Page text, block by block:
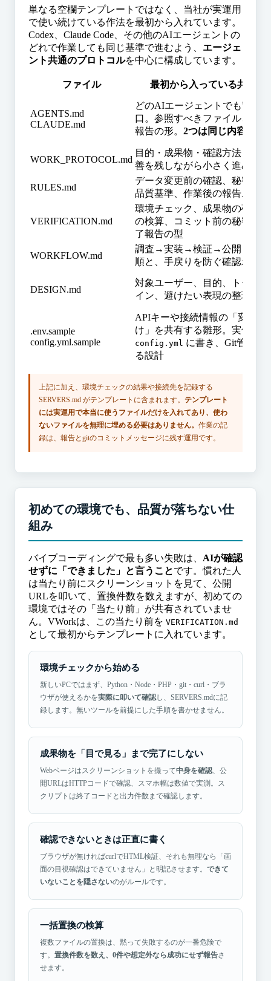
単なる空欄テンプレートではなく、当社が実運用
で使い続けている作法を最初から入れています。
Codex、Claude Code、その他のAIエージェントの
どれで作業しても同じ基準で進むよう、 エージェ
ント共通のプロトコルを中心に構成しています。
ファイル 最初から入っている共通ノ
AGENTS.md
CLAUDE.md
どのAIエージェントでも守る
口。参照すべきファイル、確
報告の形。 2つは同じ内容
WORK_PROTOCOL.md
目的・成果物・確認方法・記
善を残しながら小さく進める
RULES.md
データ変更前の確認、秘密情
品質基準、作業後の報告ルール
VERIFICATION.md
環境チェック、成果物の確認
の検算、コミット前の秘密チ
了報告の型
WORKFLOW.md
調査→実装→検証→公開→記録
順と、手戻りを防ぐ確認ポイ
DESIGN.md
対象ユーザー、目的、トーン
イン、避けたい表現の整理
.env.sample
config.yml.sample
APIキーや接続情報の「変数名
け」を共有する雛形。実値は
config.yml に書き、Git管理か
る設計
上記に加え、環境チェックの結果や接続先を記録する
SERVERS.md がテンプレートに含まれます。 テンプレート
には実運用で本当に使うファイルだけを入れてあり、使わ
ないファイルを無理に埋める必要はありません。 作業の記
録は、報告とgitのコミットメッセージに残す運用です。
初めての環境でも、品質が落ちない仕
組み
バイブコーディングで最も多い失敗は、 AIが確認
せずに「できました」と言うことです。慣れた人
は当たり前にスクリーンショットを見て、公開
URLを叩いて、置換件数を数えますが、初めての
環境ではその「当たり前」が共有されていませ
ん。VWorkは、この当たり前を VERIFICATION.md
として最初からテンプレートに入れています。
環境チェックから始める
新しいPCではまず、Python・Node・PHP・git・curl・ブラ
ウザが使えるかを実際に叩いて確認し、SERVERS.mdに記
録します。無いツールを前提にした手順を書かせません。
成果物を「目で見る」まで完了にしない
Webページはスクリーンショットを撮って中身を確認、公
開URLはHTTPコードで確認、スマホ幅は数値で実測。ス
クリプトは終了コードと出力件数まで確認します。
確認できないときは正直に書く
ブラウザが無ければcurlでHTML検証、それも無理なら「画
面の目視確認はできていません」と明記させます。 できて
いないことを隠さないのがルールです。
一括置換の検算
複数ファイルの置換は、黙って失敗するのが一番危険で
す。 置換件数を数え、0件や想定外なら成功にせず報告さ
せます。